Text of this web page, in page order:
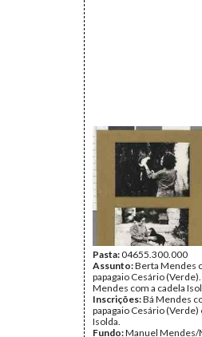
Pasta:04655.300.000
Assunto:Berta Mendes
papagaio Cesário
Mendes com a cadela
Inscrições:Bá Mendes
papagaio Cesário (Verde)
Isolda.
Fundo:Manuel Mendes/